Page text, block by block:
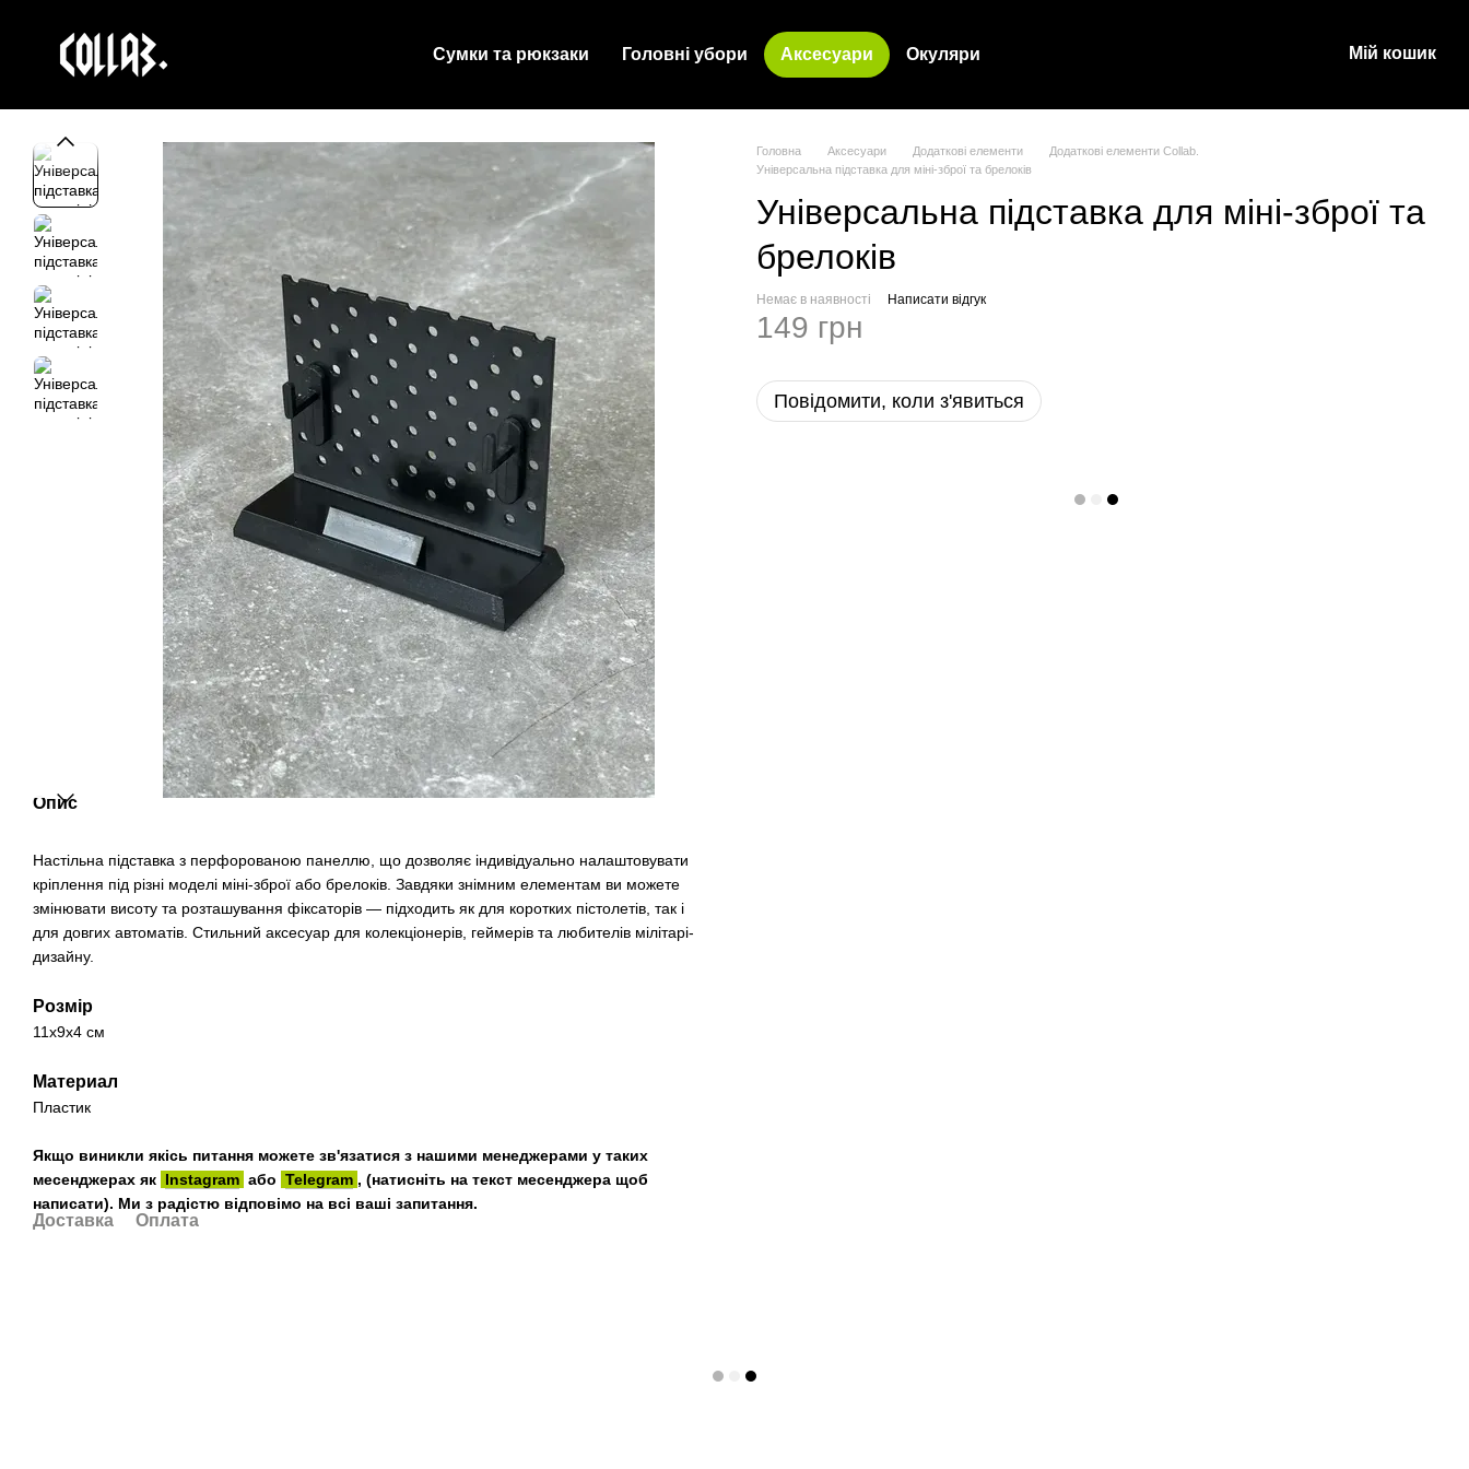
Сумки та рюкзаки Головні убори Аксесуари Окуляри Мій кошик
Опис
Настільна підставка з перфорованою панеллю, що дозволяє індивідуально налаштовувати
кріплення під різні моделі міні-зброї або брелоків. Завдяки знімним елементам ви можете
змінювати висоту та розташування фіксаторів — підходить як для коротких пістолетів, так і
для довгих автоматів. Стильний аксесуар для колекціонерів, геймерів та любителів мілітарі-
дизайну.
Розмір
11х9х4 см
Материал
Пластик
Якщо виникли якісь питання можете зв'язатися з нашими менеджерами у таких
месенджерах як Instagram або Telegram , (натисніть на текст месенджера щоб
написати). Ми з радістю відповімо на всі ваші запитання.
Доставка Оплата
Головна Аксесуари Додаткові елементи
Додаткові елементи Collab.
Універсальна підставка для міні-зброї та брелоків
Універсальна підставка для міні-зброї та
брелоків
Немає в наявності Написати відгук
149 грн
Повідомити, коли з'явиться